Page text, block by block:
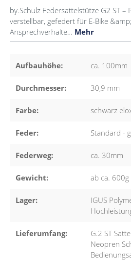
by.Schulz Federsattelstütze G2 ST –
verstellbar, gefedert für E-Bike
Ansprechverhalte… Mehr
Aufbauhöhe: ca. 100mm
Durchmesser: 30,9 mm
Farbe: schwarz
Feder: Standard -
Federweg: ca. 30mm
Gewicht: ab ca. 600g
Lager:
IGUS
Lieferumfang:
G.2 ST
Neopren